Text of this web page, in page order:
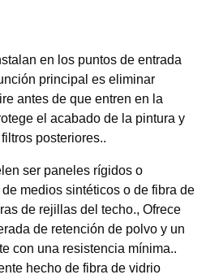
en los puntos de entrada
principal es eliminar
antes de que entren en la
el acabado de la pintura y
posteriores..
ser paneles rígidos o
medios sintéticos o de fibra de
de rejillas del techo., Ofrece
de retención de polvo y un
con una resistencia mínima..
hecho de fibra de vidrio